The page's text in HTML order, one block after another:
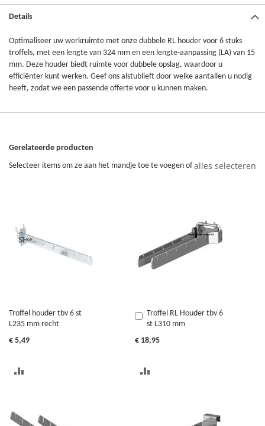
Details
Optimaliseer uw werkruimte met onze dubbele RL houder voor 6 stuks
troffels, met een lengte van 324 mm en een lengte-aanpassing (LA) van 15
mm. Deze houder biedt ruimte voor dubbele opslag, waardoor u
efficiënter kunt werken. Geef ons alstublieft door welke aantallen u nodig
heeft, zodat we een passende offerte voor u kunnen maken.
Gerelateerde producten
Selecteer items om ze aan het mandje toe te voegen ofalles selecteren
Troffel houder tbv 6 st
L235 mm recht
€ 5,49
Troffel RL Houder tbv 6
st L310 mm
€ 18,95
In
Winkelwagen